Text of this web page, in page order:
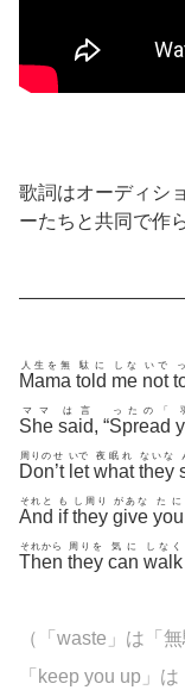
歌詞はオーディシ
ーたちと共同で作
Mama
人生を無
told
駄に
me
しな
not
いで っ
She
ママ
said
は言
, “Spread
ったの「
Don’t
周りのせ
let
いで
what
夜眠れ
they
ないな
And
それと
if
も
they
し周り
give
があな
you
たに
Then
それから
they
周りを
can
気に
walk
しなく
（「 waste」は「無
「keep you up」